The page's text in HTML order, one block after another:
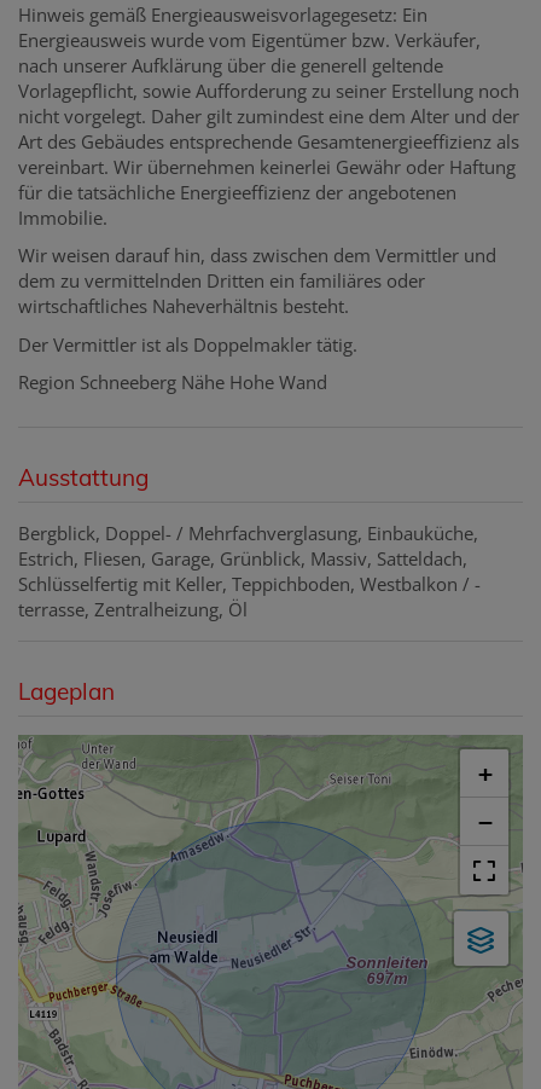
Hinweis gemäß Energieausweisvorlagegesetz: Ein
Energieausweis wurde vom Eigentümer bzw. Verkäufer,
nach unserer Aufklärung über die generell geltende
Vorlagepflicht, sowie Aufforderung zu seiner Erstellung noch
nicht vorgelegt. Daher gilt zumindest eine dem Alter und der
Art des Gebäudes entsprechende Gesamtenergieeffizienz als
vereinbart. Wir übernehmen keinerlei Gewähr oder Haftung
für die tatsächliche Energieeffizienz der angebotenen
Immobilie.
Wir weisen darauf hin, dass zwischen dem Vermittler und
dem zu vermittelnden Dritten ein familiäres oder
wirtschaftliches Naheverhältnis besteht.
Der Vermittler ist als Doppelmakler tätig.
Region Schneeberg Nähe Hohe Wand
Ausstattung
Bergblick Doppel- / Mehrfachverglasung Einbauküche
Estrich Fliesen Garage Grünblick Massiv Satteldach
Schlüsselfertig mit Keller Teppichboden Westbalkon / -
terrasse Zentralheizung Öl
Lageplan
+
−